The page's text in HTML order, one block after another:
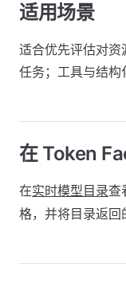
适用场景
适合优先评估对
任务；工具与结构
在 Token
在实时模型目录查
格，并将目录返回